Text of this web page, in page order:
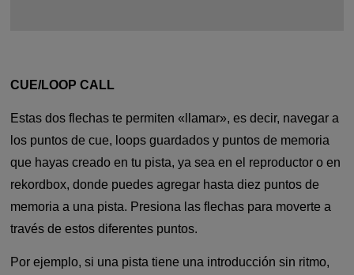
CUE/LOOP CALL
Estas dos flechas te permiten «llamar», es decir, navegar a
los puntos de cue, loops guardados y puntos de memoria
que hayas creado en tu pista, ya sea en el reproductor o en
rekordbox, donde puedes agregar hasta diez puntos de
memoria a una pista. Presiona las flechas para moverte a
través de estos diferentes puntos.
Por ejemplo, si una pista tiene una introducción sin ritmo,